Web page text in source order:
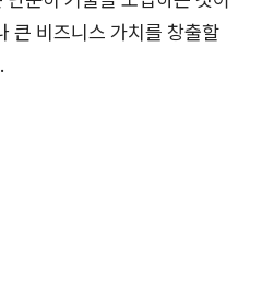
큰 비즈니스 가치를 창출할